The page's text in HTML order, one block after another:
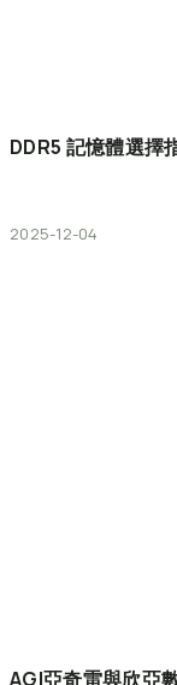
DDR5 記憶體選擇
2025-12-04
AGI亞奇雷與欣亞